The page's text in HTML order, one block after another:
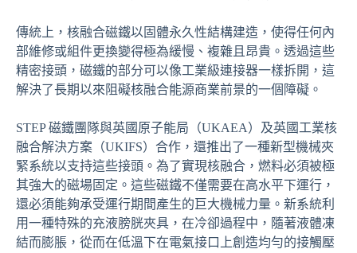
傳統上，核融合磁鐵以固體永久性結構建造，使得任何內
部維修或組件更換變得極為緩慢、複雜且昂貴。透過這些
精密接頭，磁鐵的部分可以像工業級連接器一樣拆開，這
解決了長期以來阻礙核融合能源商業前景的一個障礙。
STEP 磁鐵團隊與英國原子能局（UKAEA）及英國工業核
融合解決方案（UKIFS）合作，還推出了一種新型機械夾
緊系統以支持這些接頭。為了實現核融合，燃料必須被極
其強大的磁場固定。這些磁鐵不僅需要在高水平下運行，
還必須能夠承受運行期間產生的巨大機械力量。新系統利
用一種特殊的充液膀胱夾具，在冷卻過程中，隨著液體凍
結而膨脹，從而在低溫下在電氣接口上創造均勻的接觸壓